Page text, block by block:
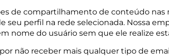
de compartilhamento de conteúdo nas
seu perfil na rede selecionada. Nossa
nome do usuário sem que ele realize
não receber mais qualquer tipo de